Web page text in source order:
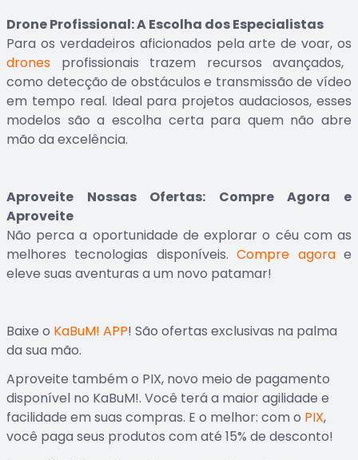
Drone Profissional: A Escolha dos Especialistas
Para os verdadeiros aficionados pela arte de voar, os
drones profissionais trazem recursos avançados,
como detecção de obstáculos e transmissão de vídeo
em tempo real. Ideal para projetos audaciosos, esses
modelos são a escolha certa para quem não abre
mão da excelência.
Aproveite Nossas Ofertas: Compre Agora e
Aproveite
Não perca a oportunidade de explorar o céu com as
melhores tecnologias disponíveis.Compre agorae
eleve suas aventuras a um novo patamar!
Baixe o KaBuM! APP! São ofertas exclusivas na palma
da sua mão.
Aproveite também o PIX, novo meio de pagamento
disponível no KaBuM!. Você terá a maior agilidade e
facilidade em suas compras. E o melhor: com o PIX,
você paga seus produtos com até 15% de desconto!